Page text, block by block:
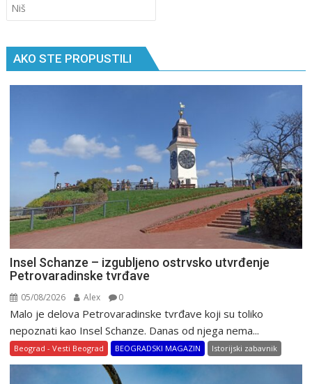
Niš
AKO STE PROPUSTILI
Insel Schanze – izgubljeno ostrvsko utvrđenje
Petrovaradinske tvrđave
05/08/2026 Alex 0
Malo je delova Petrovaradinske tvrđave koji su toliko
nepoznati kao Insel Schanze. Danas od njega nema...
Beograd - Vesti Beograd BEOGRADSKI MAGAZIN Istorijski zabavnik